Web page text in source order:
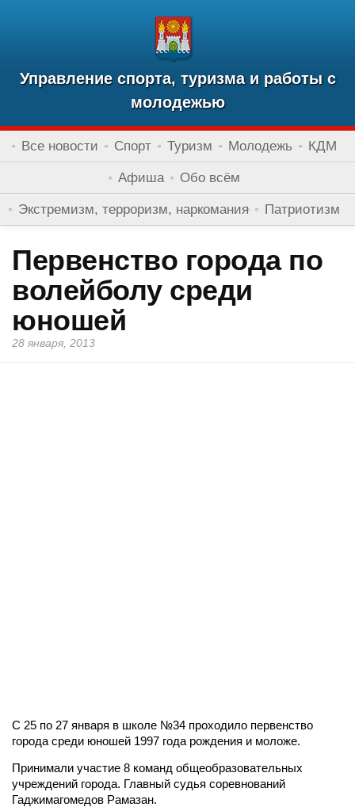
Управление спорта, туризма и работы с
молодежью
Все новости Спорт Туризм Молодежь КДМ
Афиша Обо всём
Экстремизм, терроризм, наркомания Патриотизм
Первенство города по
волейболу среди
юношей
28 января, 2013
С 25 по 27 января в школе №34 проходило первенство
города среди юношей 1997 года рождения и моложе.
Принимали участие 8 команд общеобразовательных
учреждений города. Главный судья соревнований
Гаджимагомедов Рамазан.